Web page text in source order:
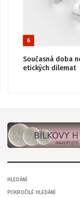
6
Současná doba
etických dilemat
HLEDÁNÍ
POKROČILÉ HLEDÁNÍ